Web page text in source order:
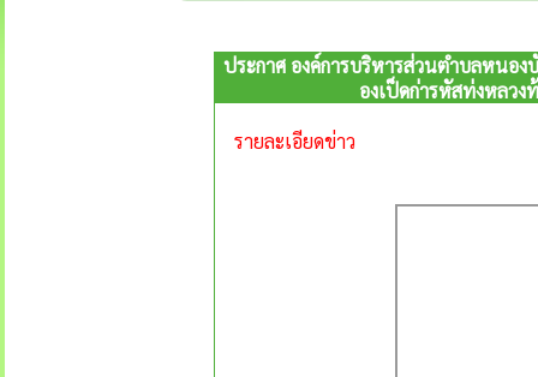
ประกาศ องค์การบริหารส่วนตำบลหนอง
องเป็ดก่ารหัสท่งหลว
รายละเอียดข่าว